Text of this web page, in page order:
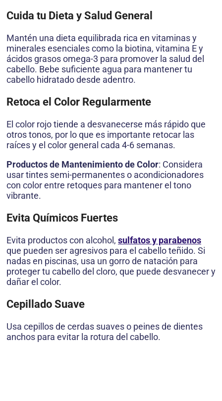
Cuida tu Dieta y Salud General
Mantén una dieta equilibrada rica en vitaminas y
minerales esenciales como la biotina, vitamina E y
ácidos grasos omega-3 para promover la salud del
cabello. Bebe suficiente agua para mantener tu
cabello hidratado desde adentro.
Retoca el Color Regularmente
El color rojo tiende a desvanecerse más rápido que
otros tonos, por lo que es importante retocar las
raíces y el color general cada 4-6 semanas.
Productos de Mantenimiento de Color: Considera
usar tintes semi-permanentes o acondicionadores
con color entre retoques para mantener el tono
vibrante.
Evita Químicos Fuertes
Evita productos con alcohol, sulfatos y parabenos
que pueden ser agresivos para el cabello teñido. Si
nadas en piscinas, usa un gorro de natación para
proteger tu cabello del cloro, que puede desvanecer y
dañar el color.
Cepillado Suave
Usa cepillos de cerdas suaves o peines de dientes
anchos para evitar la rotura del cabello.